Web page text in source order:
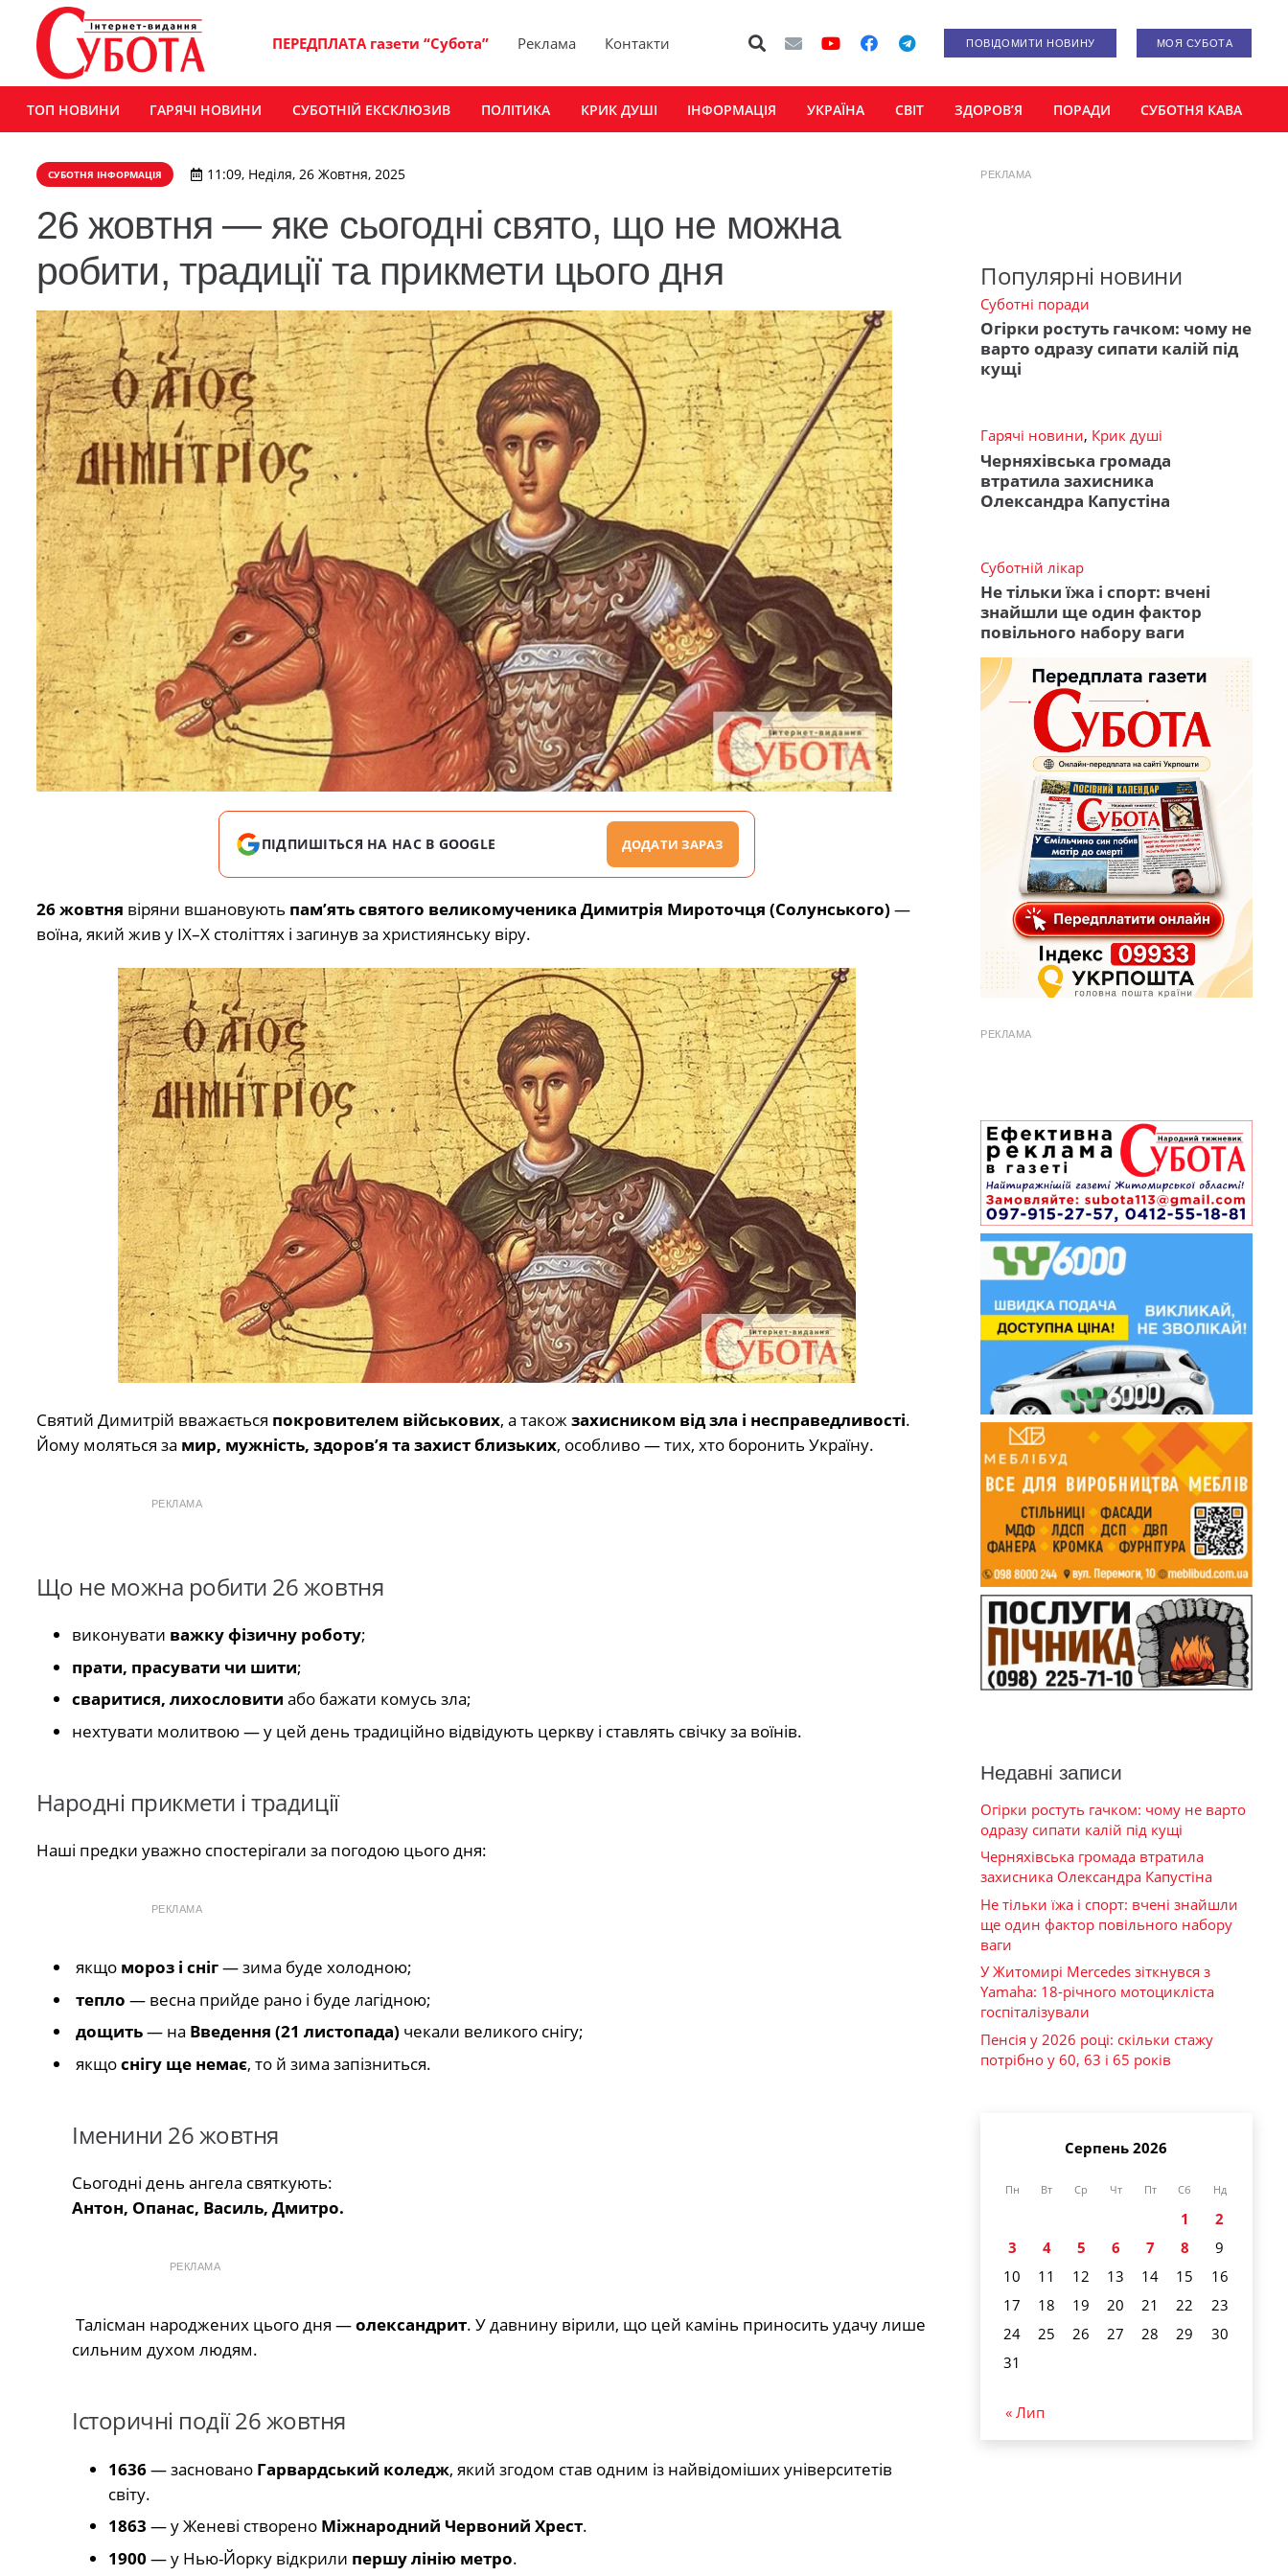
ПЕРЕДПЛАТА газети “Субота” Реклама Контакти ПОВІДОМИТИ НОВИНУ МОЯ СУБОТА
ТОП НОВИНИ ГАРЯЧІ НОВИНИ СУБОТНІЙ ЕКСКЛЮЗИВ ПОЛІТИКА КРИК ДУШІ ІНФОРМАЦІЯ УКРАЇНА СВІТ ЗДОРОВ’Я ПОРАДИ СУБОТНЯ КАВА
СУБОТНЯ ІНФОРМАЦІЯ 11:09, Неділя, 26 Жовтня, 2025
26 жовтня — яке сьогодні свято, що не можна
робити, традиції та прикмети цього дня
ПІДПИШІТЬСЯ НА НАС В GOOGLE ДОДАТИ ЗАРАЗ
26 жовтня віряни вшановують пам’ять святого великомученика Димитрія Мироточця (Солунського) —
воїна, який жив у IX–X століттях і загинув за християнську віру.
Святий Димитрій вважається покровителем військових, а такожзахисником від зла і несправедливості.
Йому моляться за мир, мужність, здоров’я та захист близьких, особливо — тих, хто боронить Україну.
РЕКЛАМА
Що не можна робити 26 жовтня
виконувати важку фізичну роботу;
прати, прасувати чи шити;
сваритися, лихословити або бажати комусь зла;
нехтувати молитвою — у цей день традиційно відвідують церкву і ставлять свічку за воїнів.
Народні прикмети і традиції
Наші предки уважно спостерігали за погодою цього дня:
РЕКЛАМА
якщо мороз і сніг— зима буде холодною;
тепло — весна прийде рано і буде лагідною;
дощить— на Введення (21 листопада) чекали великого снігу;
якщоснігу ще немає, то й зима запізниться.
Іменини 26 жовтня
Сьогодні день ангела святкують:
Антон, Опанас, Василь, Дмитро.
РЕКЛАМА
Талісман народжених цього дня —олександрит. У давнину вірили, що цей камінь приносить удачу лише
сильним духом людям.
Історичні події 26 жовтня
1636— засновано Гарвардський коледж, який згодом став одним із найвідоміших університетів
світу.
1863 — у Женеві створено Міжнародний Червоний Хрест.
1900 — у Нью-Йорку відкрили першу лінію метро.
РЕКЛАМА
Популярні новини
Суботні поради
Огірки ростуть гачком: чому не
варто одразу сипати калій під
кущі
Гарячі новини, Крик душі
Черняхівська громада
втратила захисника
Олександра Капустіна
Суботній лікар
Не тільки їжа і спорт: вчені
знайшли ще один фактор
повільного набору ваги
РЕКЛАМА
Недавні записи
Огірки ростуть гачком: чому не варто
одразу сипати калій під кущі
Черняхівська громада втратила
захисника Олександра Капустіна
Не тільки їжа і спорт: вчені знайшли
ще один фактор повільного набору
ваги
У Житомирі Mercedes зіткнувся з
Yamaha: 18-річного мотоцикліста
госпіталізували
Пенсія у 2026 році: скільки стажу
потрібно у 60, 63 і 65 років
Серпень 2026
Пн Вт Ср Чт Пт Сб Нд
1
2
3
4 5 6 7 8
9
10
11 12 13 14 15
16
17
18 19 20 21 22
23
24
25 26 27 28 29
30
31
« Лип